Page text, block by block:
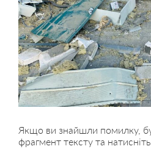
Якщо ви знайшли помилку,
фрагмент тексту та натисніть